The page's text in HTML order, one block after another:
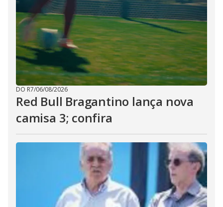
DO R7/06/08/2026
Red Bull Bragantino lança nova
camisa 3; confira